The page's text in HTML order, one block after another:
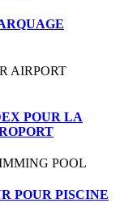
POUR LA
POUR PISCINE